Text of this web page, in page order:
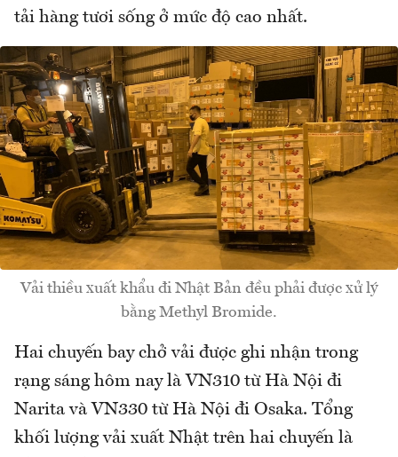
tải hàng tươi sống ở mức độ cao nhất.
Vải thiều xuất khẩu đi Nhật Bản đều phải được xử lý
bằng Methyl Bromide.
Hai chuyến bay chở vải được ghi nhận trong
rạng sáng hôm nay là VN310 từ Hà Nội đi
Narita và VN330 từ Hà Nội đi Osaka. Tổng
khối lượng vải xuất Nhật trên hai chuyến là